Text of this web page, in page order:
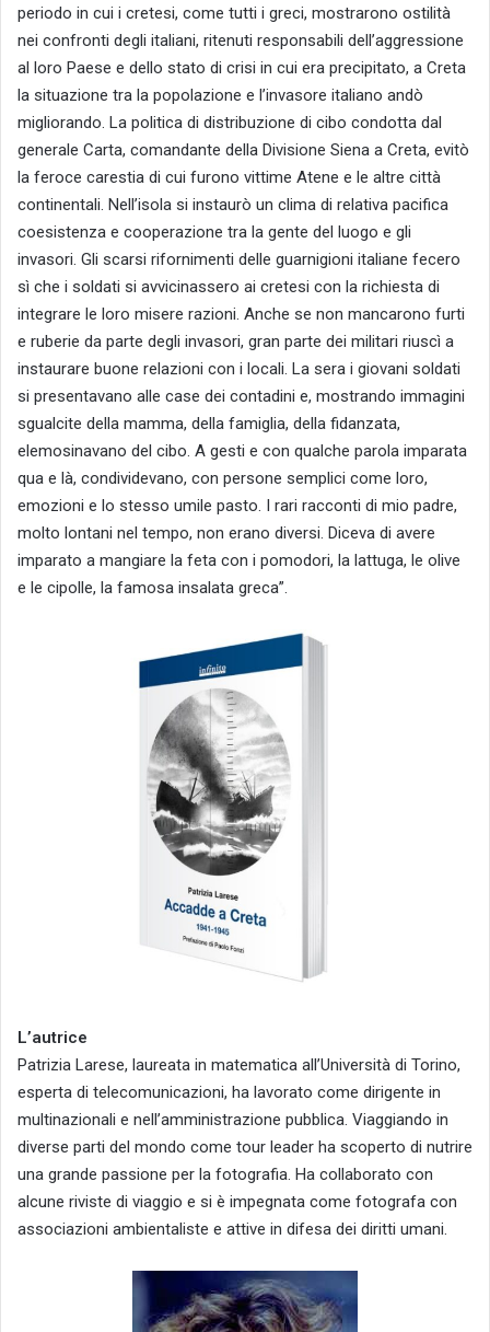
periodo in cui i cretesi, come tutti i greci, mostrarono ostilità
nei confronti degli italiani, ritenuti responsabili dell’aggressione
al loro Paese e dello stato di crisi in cui era precipitato, a Creta
la situazione tra la popolazione e l’invasore italiano andò
migliorando. La politica di distribuzione di cibo condotta dal
generale Carta, comandante della Divisione Siena a Creta, evitò
la feroce carestia di cui furono vittime Atene e le altre città
continentali. Nell’isola si instaurò un clima di relativa pacifica
coesistenza e cooperazione tra la gente del luogo e gli
invasori. Gli scarsi rifornimenti delle guarnigioni italiane fecero
sì che i soldati si avvicinassero ai cretesi con la richiesta di
integrare le loro misere razioni. Anche se non mancarono furti
e ruberie da parte degli invasori, gran parte dei militari riuscì a
instaurare buone relazioni con i locali. La sera i giovani soldati
si presentavano alle case dei contadini e, mostrando immagini
sgualcite della mamma, della famiglia, della fidanzata,
elemosinavano del cibo. A gesti e con qualche parola imparata
qua e là, condividevano, con persone semplici come loro,
emozioni e lo stesso umile pasto. I rari racconti di mio padre,
molto lontani nel tempo, non erano diversi. Diceva di avere
imparato a mangiare la feta con i pomodori, la lattuga, le olive
e le cipolle, la famosa insalata greca”.
L’autrice
Patrizia Larese, laureata in matematica all’Università di Torino,
esperta di telecomunicazioni, ha lavorato come dirigente in
multinazionali e nell’amministrazione pubblica. Viaggiando in
diverse parti del mondo come tour leader ha scoperto di nutrire
una grande passione per la fotografia. Ha collaborato con
alcune riviste di viaggio e si è impegnata come fotografa con
associazioni ambientaliste e attive in difesa dei diritti umani.